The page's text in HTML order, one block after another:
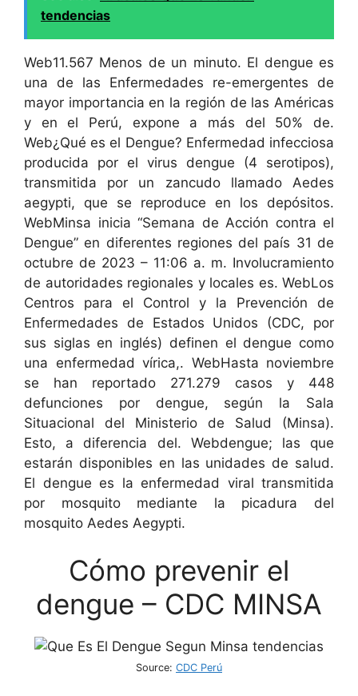
tendencias
Web11.567 Menos de un minuto. El dengue es
una de las Enfermedades re-emergentes de
mayor importancia en la región de las Américas
y en el Perú, expone a más del 50% de.
Web¿Qué es el Dengue? Enfermedad infecciosa
producida por el virus dengue (4 serotipos),
transmitida por un zancudo llamado Aedes
aegypti, que se reproduce en los depósitos.
WebMinsa inicia “Semana de Acción contra el
Dengue” en diferentes regiones del país 31 de
octubre de 2023 – 11:06 a. m. Involucramiento
de autoridades regionales y locales es. WebLos
Centros para el Control y la Prevención de
Enfermedades de Estados Unidos (CDC, por
sus siglas en inglés) definen el dengue como
una enfermedad vírica,. WebHasta noviembre
se han reportado 271.279 casos y 448
defunciones por dengue, según la Sala
Situacional del Ministerio de Salud (Minsa).
Esto, a diferencia del. Webdengue; las que
estarán disponibles en las unidades de salud.
El dengue es la enfermedad viral transmitida
por mosquito mediante la picadura del
mosquito Aedes Aegypti.
Cómo prevenir el
dengue – CDC MINSA
Source: CDC Perú